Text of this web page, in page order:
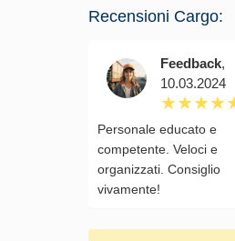
Recensioni Cargo:
Feedback,
10.03.2024
Personale educato e
competente. Veloci e
organizzati. Consiglio
vivamente!